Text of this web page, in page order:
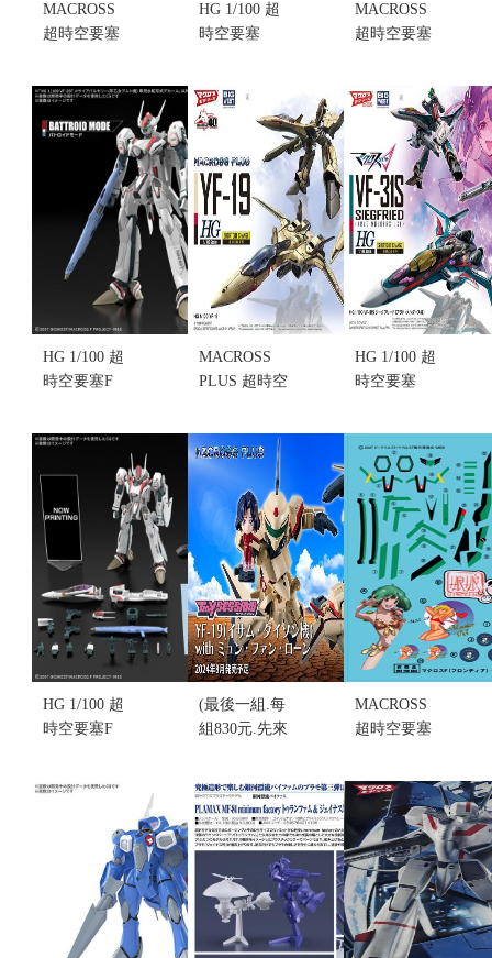
MACROSS
超時空要塞
1/100 VF-19
火焰女武神
音響推進器
裝備 (不挑盒
售價:600
HG 1/100 超
時空要塞
法麗娜･吉納
斯座機 (不挑
盒況)
售價:990
MACROSS
超時空要塞
MACROSS
DELTA VF-
31S 齊格菲
阿拉德專用
機 (不挑盒
況)
售價:1450
HG 1/100 超
時空要塞F
亞女武神 早
(不挑盒況)
(售完缺貨...
售價:0
MACROSS
PLUS 超時空
1/100 YF-19
(不挑盒況)
(售完缺貨...
售價:0
HG 1/100 超
時空要塞
31S 齊格菲
阿拉德.梅 組
裝模型(不挑
盒況)
售價:1150
HG 1/100 超
時空要塞F
套組(不挑盒
況)(售完缺
(最後一組.每
組830元.先來
時空要塞Plus
YF-19 勇 戴
森機 with 謬
芳容(不挑盒
況)
售價:0
MACROSS
超時空要塞
娘水貼紙(不
挑盒況)(售完
缺貨...
售價:0